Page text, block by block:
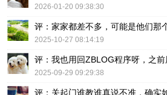
2026-01-20 09:38:30
评：家家都差不多，可能是他们那
2025-10-27 08:14:19
评：我也用回ZBLOG程序呀，之
2025-09-29 09:29:38
评：关起门谁教谁真说不准，确实